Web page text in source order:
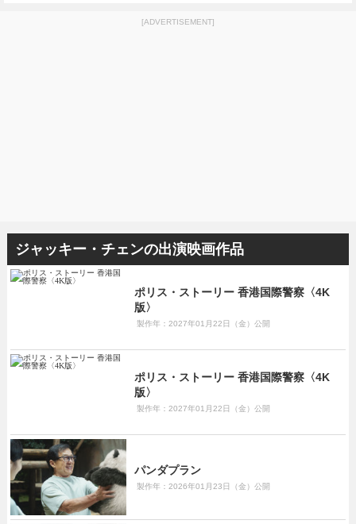
[ADVERTISEMENT]
ジャッキー・チェンの出演映画作品
ポリス・ストーリー 香港国際警察〈4K
版〉
製作年：2027年01月22日（金）公開
ポリス・ストーリー 香港国際警察〈4K
版〉
製作年：2027年01月22日（金）公開
パンダプラン
製作年：2026年01月23日（金）公開